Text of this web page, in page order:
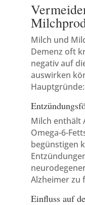
Milch und
Demenz oft
negativ auf
auswirken
Hauptgründe:
Milch enthält
Omega-6-
begünstigen
Alzheimer zu
Einfluss auf